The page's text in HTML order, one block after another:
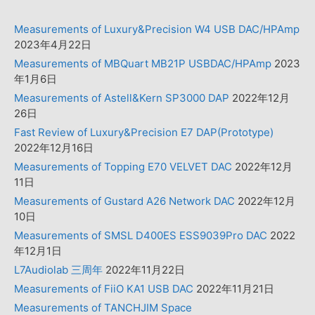
Measurements of Luxury&Precision W4 USB DAC/HPAmp
2023年4月22日
Measurements of MBQuart MB21P USBDAC/HPAmp 2023
年1月6日
Measurements of Astell&Kern SP3000 DAP 2022年12月
26日
Fast Review of Luxury&Precision E7 DAP(Prototype)
2022年12月16日
Measurements of Topping E70 VELVET DAC 2022年12月
11日
Measurements of Gustard A26 Network DAC 2022年12月
10日
Measurements of SMSL D400ES ESS9039Pro DAC 2022
年12月1日
L7Audiolab 三周年 2022年11月22日
Measurements of FiiO KA1 USB DAC 2022年11月21日
Measurements of TANCHJIM Space